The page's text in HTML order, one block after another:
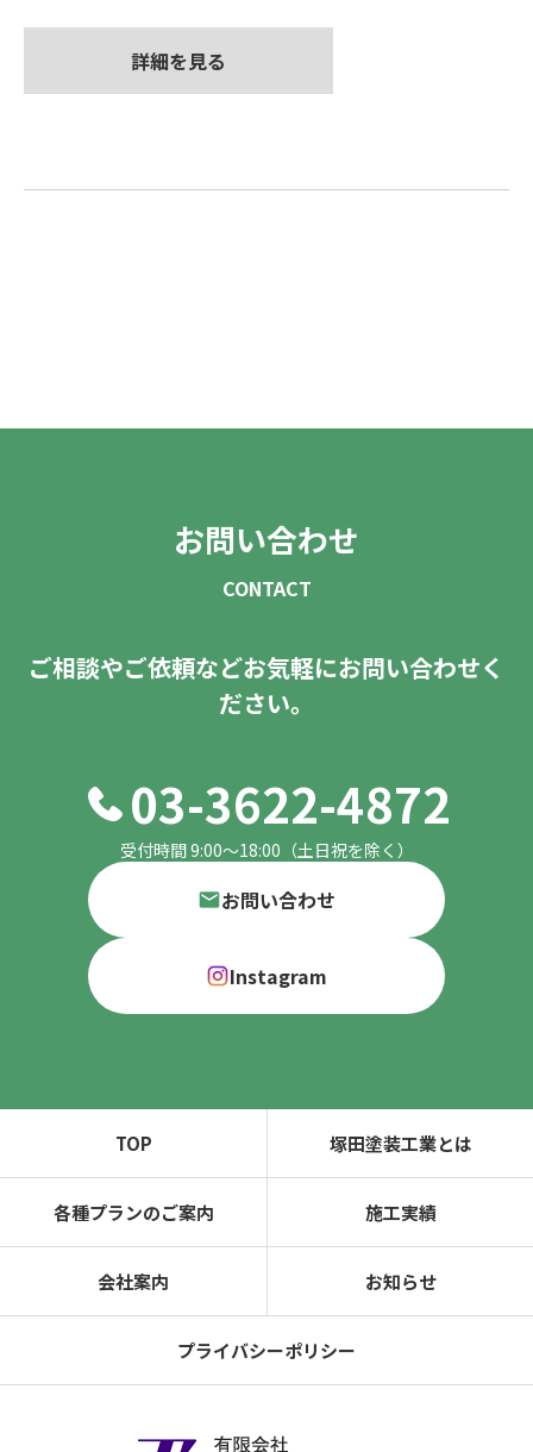
詳細を見る
お問い合わせ
CONTACT
ご相談やご依頼などお気軽にお問い合わせく
ださい。
03-3622-4872
受付時間 9:00～18:00（土日祝を除く）
お問い合わせ
Instagram
TOP 塚田塗装工業とは
各種プランのご案内 施工実績
会社案内 お知らせ
プライバシーポリシー